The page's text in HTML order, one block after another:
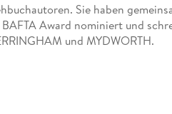
Sie haben
Award nominiert und
und MYDWORTH.